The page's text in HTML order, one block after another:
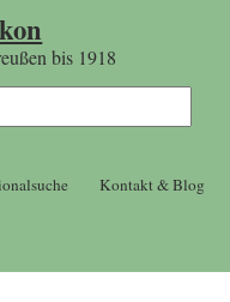
bis 1918
Kontakt & Blog